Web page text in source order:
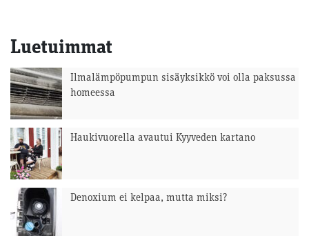
Luetuimmat
Ilmalämpöpumpun sisäyksikkö voi olla paksussa
homeessa
Haukivuorella avautui Kyyveden kartano
Denoxium ei kelpaa, mutta miksi?